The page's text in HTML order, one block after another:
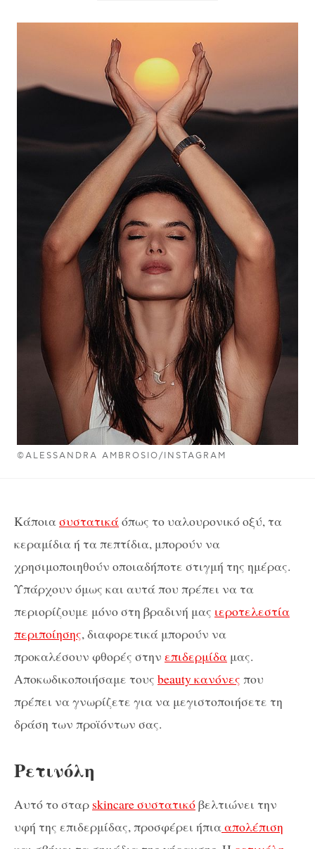
©ALESSANDRA AMBROSIO/INSTAGRAM
Κάποιασυστατικάόπως το υαλουρονικό οξύ, τα
κεραμίδια ή τα πεπτίδια, μπορούν να
χρησιμοποιηθούν οποιαδήποτε στιγμή της ημέρας.
Υπάρχουν όμως και αυτά που πρέπει να τα
περιορίζουμε μόνο στη βραδινή μας ιεροτελεστία
περιποίησης, διαφορετικά μπορούν να
προκαλέσουν φθορές στην επιδερμίδα μας.
Αποκωδικοποιήσαμε τους beauty κανόνες που
πρέπει να γνωρίζετε για να μεγιστοποιήσετε τη
δράση των προϊόντων σας.
Ρετινόλη
Αυτό το σταρ skincare συστατικόβελτιώνει την
υφή της επιδερμίδας, προσφέρει ήπιααπολέπιση